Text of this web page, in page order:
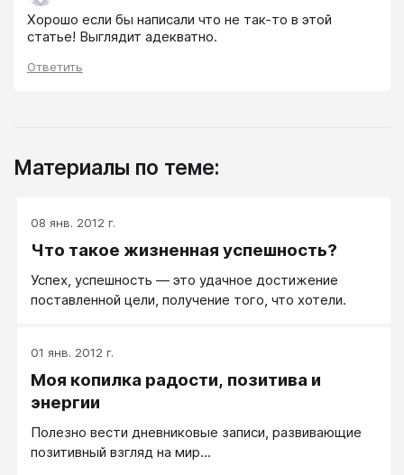
Хорошо если бы написали что не так-то в этой
статье! Выглядит адекватно.
Ответить
Материалы по теме:
08 янв. 2012 г.
Что такое жизненная успешность?
Успех, успешность — это удачное достижение
поставленной цели, получение того, что хотели.
01 янв. 2012 г.
Моя копилка радости, позитива и
энергии
Полезно вести дневниковые записи, развивающие
позитивный взгляд на мир...